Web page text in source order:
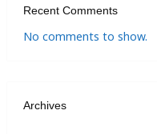
Recent Comments
No comments to show.
Archives